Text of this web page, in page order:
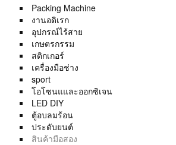
Packing Machine
งานอดิเรก
อุปกรณ์ไร้สาย
เกษตรกรรม
สติกเกอร์
เครื่องมือช่าง
sport
โอโซนแและออกซิเจน
LED DIY
ตู้อบลมร้อน
ประดับยนต์
สินค้ามือสอง